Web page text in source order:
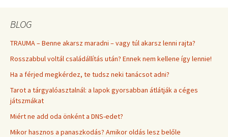
BLOG
TRAUMA – Benne akarsz maradni – vagy túl akarsz lenni rajta?
Rosszabbul voltál családállítás után? Ennek nem kellene így lennie!
Ha a férjed megkérdez, te tudsz neki tanácsot adni?
Tarot a tárgyalóasztalnál: a lapok gyorsabban átlátják a céges
játszmákat
Miért ne add oda önként a DNS-edet?
Mikor hasznos a panaszkodás? Amikor oldás lesz belőle